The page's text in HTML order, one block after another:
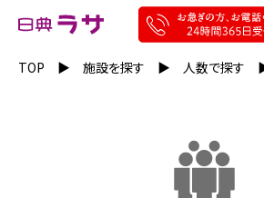
TOP 施設を探す 人数で探す